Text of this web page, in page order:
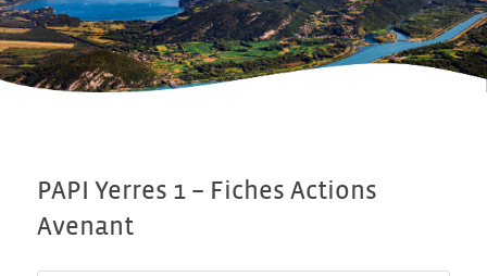
PAPI Yerres 1 – Fiches Actions
Avenant